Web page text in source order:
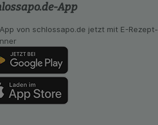
App
von schlossapo.de jetzt mit E-Rezept-